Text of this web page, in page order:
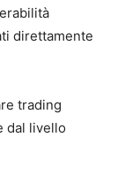
direttamente
trading
dal livello